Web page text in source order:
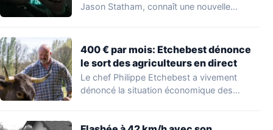
Jason Statham, connaît une nouvelle
400 € par mois: Etchebest dénonce
le sort des agriculteurs en direct
Le chef Philippe Etchebest a vivement
dénoncé la situation économique des